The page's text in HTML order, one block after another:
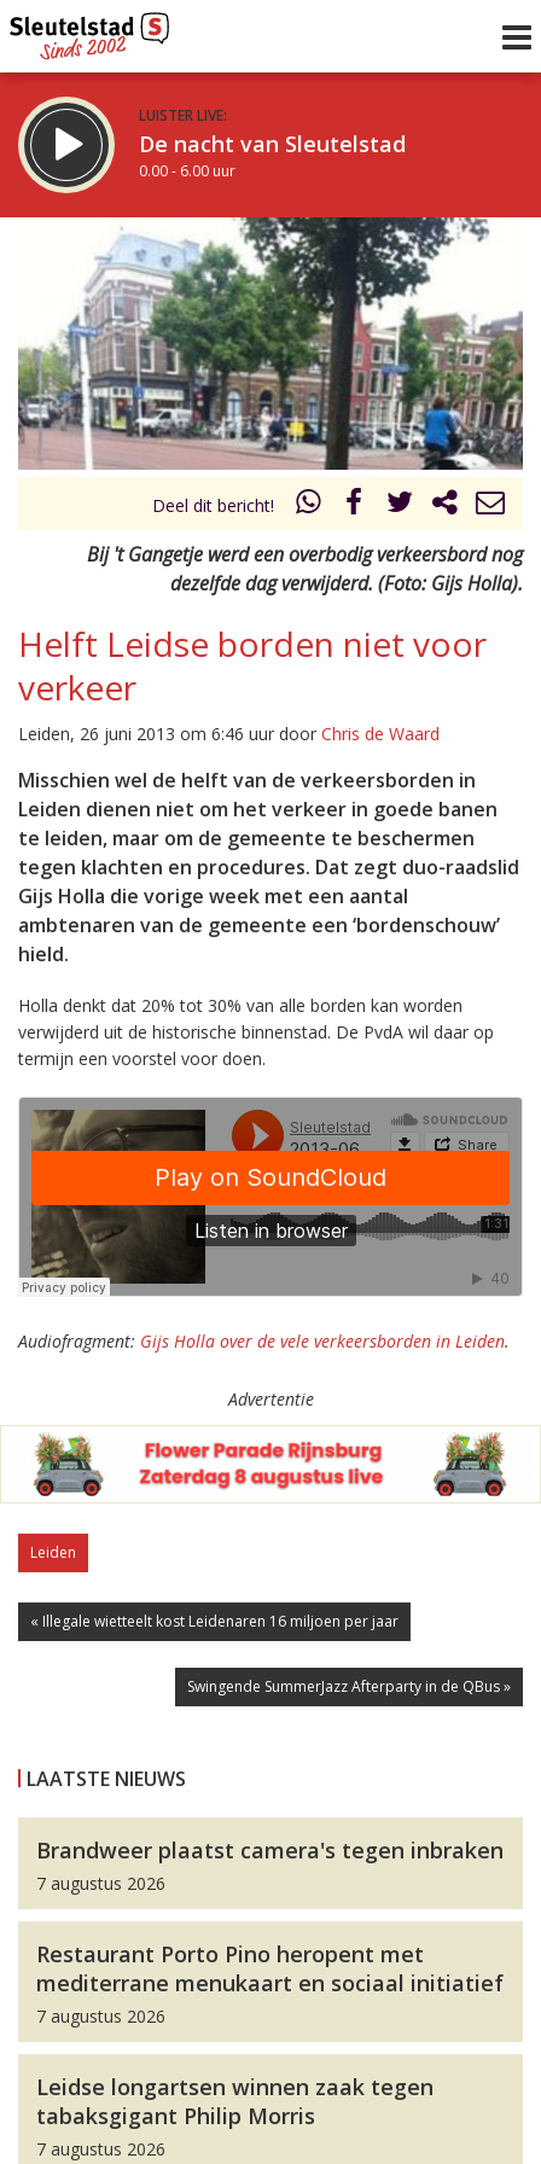
LUISTER LIVE:
De nacht van Sleutelstad
0.00 - 6.00 uur
De ochtend van Sleutelstad
6.00 - 12.00 uur
Vorig uur
uur 1 van 0
Inklappen
Deel dit bericht!
Bij 't Gangetje werd een overbodig verkeersbord nog
dezelfde dag verwijderd. (Foto: Gijs Holla).
Helft Leidse borden niet voor
verkeer
Leiden, 26 juni 2013 om 6:46 uur door Chris de Waard
Misschien wel de helft van de verkeersborden in
Leiden dienen niet om het verkeer in goede banen
te leiden, maar om de gemeente te beschermen
tegen klachten en procedures. Dat zegt duo-raadslid
Gijs Holla die vorige week met een aantal
ambtenaren van de gemeente een ‘bordenschouw’
hield.
Holla denkt dat 20% tot 30% van alle borden kan worden
verwijderd uit de historische binnenstad. De PvdA wil daar op
termijn een voorstel voor doen.
Audiofragment: Gijs Holla over de vele verkeersborden in Leiden.
Advertentie
Leiden
« Illegale wietteelt kost Leidenaren 16 miljoen per jaar
Swingende SummerJazz Afterparty in de QBus »
LAATSTE NIEUWS
Brandweer plaatst camera's tegen inbraken
7 augustus 2026
Restaurant Porto Pino heropent met
mediterrane menukaart en sociaal initiatief
7 augustus 2026
Leidse longartsen winnen zaak tegen
tabaksgigant Philip Morris
7 augustus 2026